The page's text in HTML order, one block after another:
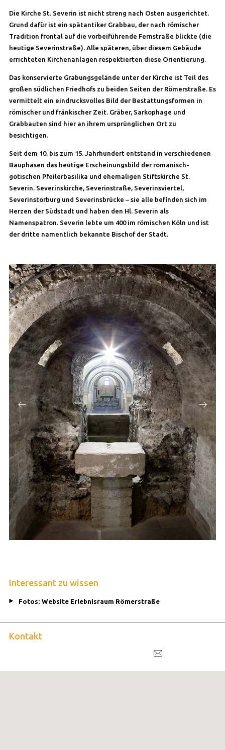
Die Kirche St. Severin ist nicht streng nach Osten ausgerichtet.
Grund dafür ist ein spätantiker Grabbau, der nach römischer
Tradition frontal auf die vorbeiführende Fernstraße blickte (die
heutige Severinstraße). Alle späteren, über diesem Gebäude
errichteten Kirchenanlagen respektierten diese Orientierung.
Das konservierte Grabungsgelände unter der Kirche ist Teil des
großen südlichen Friedhofs zu beiden Seiten der Römerstraße. Es
vermittelt ein eindrucksvolles Bild der Bestattungsformen in
römischer und fränkischer Zeit. Gräber, Sarkophage und
Grabbauten sind hier an ihrem ursprünglichen Ort zu
besichtigen.
Seit dem 10. bis zum 15. Jahrhundert entstand in verschiedenen
Bauphasen das heutige Erscheinungsbild der romanisch-
gotischen Pfeilerbasilika und ehemaligen Stiftskirche St.
Severin. Severinskirche, Severinstraße, Severinsviertel,
Severinstorburg und Severinsbrücke – sie alle befinden sich im
Herzen der Südstadt und haben den Hl. Severin als
Namenspatron. Severin lebte um 400 im römischen Köln und ist
der dritte namentlich bekannte Bischof der Stadt.
Interessant zu wissen
Fotos: Website Erlebnisraum Römerstraße
Kontakt